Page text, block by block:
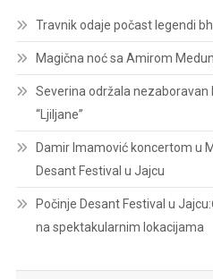
Travnik odaje počast legendi
Magična noć sa Amirom
Severina održala nezaboravan
“Ljiljane”
Damir Imamović koncertom u
Desant Festival u Jajcu
Počinje Desant Festival u
na spektakularnim lokacijama